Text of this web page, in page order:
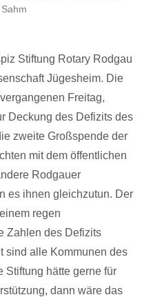
Stiftung Rotary Rodgau
Jügesheim. Die
Freitag,
Deckung des Defizits des
zweite Großspende der
mit dem öffentlichen
Rodgauer
es ihnen gleichzutun. Der
regen
Zahlen des Defizits
sind alle Kommunen des
Stiftung hätte gerne für
dann wäre das